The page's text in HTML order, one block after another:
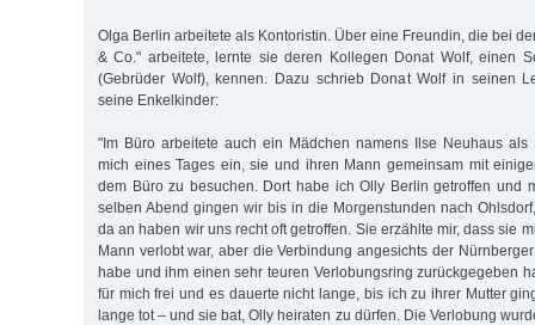
Olga Berlin arbeitete als Kontoristin. Über eine Freundin, die bei
& Co." arbeitete, lernte sie deren Kollegen Donat Wolf, einen
(Gebrüder Wolf), kennen. Dazu schrieb Donat Wolf in seinen
seine Enkelkinder:
"Im Büro arbeitete auch ein Mädchen namens Ilse Neuhaus
mich eines Tages ein, sie und ihren Mann gemeinsam mit
dem Büro zu besuchen. Dort habe ich Olly Berlin getroffen und
selben Abend gingen wir bis in die Morgenstunden nach
da an haben wir uns recht oft getroffen. Sie erzählte mir, dass sie
Mann verlobt war, aber die Verbindung angesichts der
habe und ihm einen sehr teuren Verlobungsring zurückgegeben
für mich frei und es dauerte nicht lange, bis ich zu ihrer Mutter
lange tot – und sie bat, Olly heiraten zu dürfen. Die Verlobung